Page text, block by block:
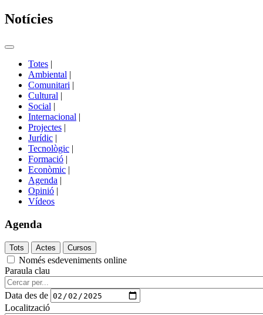
Notícies
Commutador
portals
Totes |
Ambiental |
Comunitari |
Cultural |
Social |
Internacional |
Projectes |
Jurídic |
Tecnològic |
Formació |
Econòmic |
Agenda |
Opinió |
Vídeos
Agenda
Només esdeveniments online
Paraula clau
Data des de
Localització